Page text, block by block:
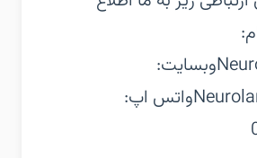
@Neurolandgame‏وبسایت:
Neurolandgame.com‏واتس اپ: